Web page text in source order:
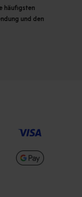
häufigsten
und den